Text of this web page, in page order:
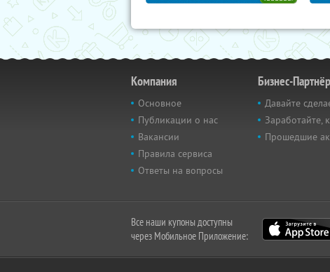
Компания
Основное
Публикации о нас
Вакансии
Правила сервиса
Ответы на вопросы
Бизнес-
Давайте
Заработайте,
Прошедшие
Все наши купоны доступны
через Мобильное Приложение: